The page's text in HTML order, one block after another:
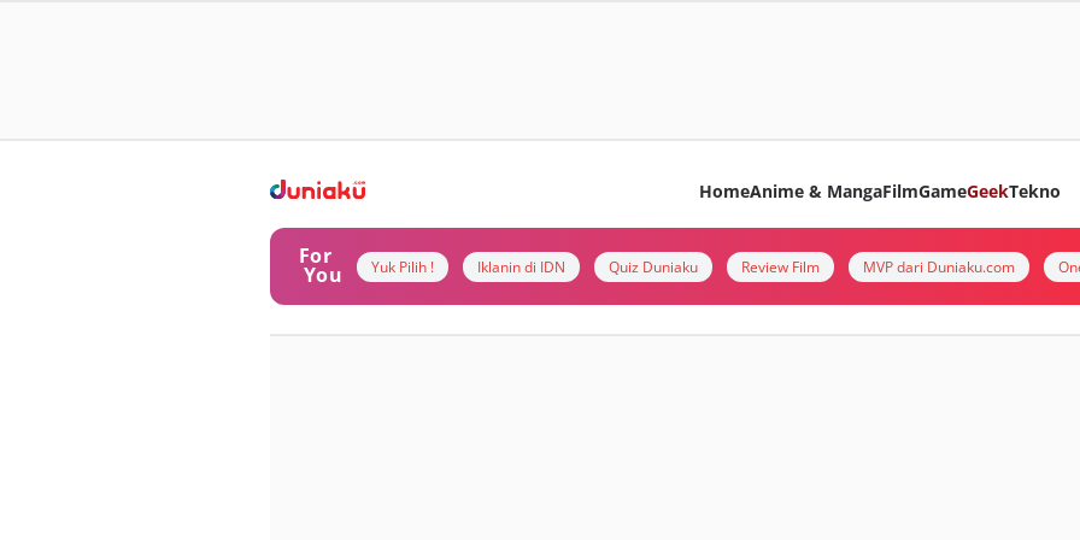
HomeAnime & MangaFilmGameGeekTekno
For
You Yuk Pilih ! Iklanin di IDN Quiz Duniaku Review Film MVP dari Duniaku.com